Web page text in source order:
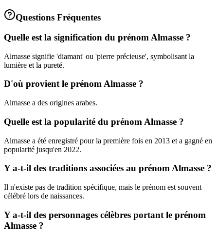
Questions Fréquentes
Quelle est la signification du prénom Almasse ?
Almasse signifie 'diamant' ou 'pierre précieuse', symbolisant la
lumière et la pureté.
D'où provient le prénom Almasse ?
Almasse a des origines arabes.
Quelle est la popularité du prénom Almasse ?
Almasse a été enregistré pour la première fois en 2013 et a gagné en
popularité jusqu'en 2022.
Y a-t-il des traditions associées au prénom Almasse ?
Il n'existe pas de tradition spécifique, mais le prénom est souvent
célébré lors de naissances.
Y a-t-il des personnages célèbres portant le prénom
Almasse ?